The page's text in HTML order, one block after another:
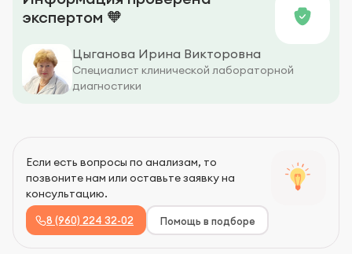
экспертом 🧡
Цыганова Ирина Викторовна
Специалист клинической лабораторной
диагностики
Если есть вопросы по анализам, то
позвоните нам или оставьте заявку на
консультацию.
8 (960) 224 32-02 Помощь в подборе